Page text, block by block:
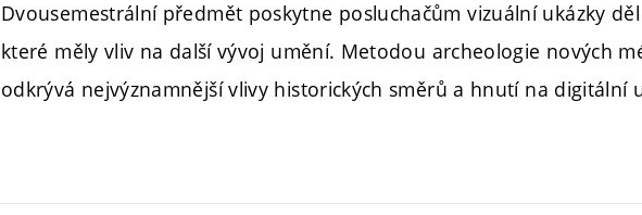
Dvousemestrální předmět poskytne posluchačům vizuální ukázky
které měly vliv na další vývoj umění. Metodou archeologie nových
odkrývá nejvýznamnější vlivy historických směrů a hnutí na digitální